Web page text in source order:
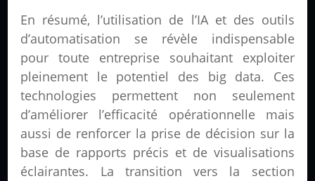
En résumé, l’utilisation de l’IA et des outils
d’automatisation se révèle indispensable
pour toute entreprise souhaitant exploiter
pleinement le potentiel des big data. Ces
technologies permettent non seulement
d’améliorer l’efficacité opérationnelle mais
aussi de renforcer la prise de décision sur la
base de rapports précis et de visualisations
éclairantes. La transition vers la section